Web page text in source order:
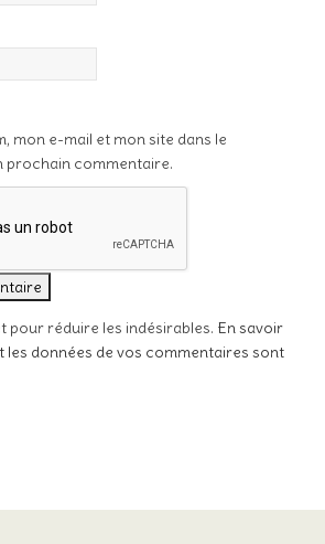
mon e-mail et mon site dans le
prochain commentaire.
pour réduire les indésirables. En savoir
les données de vos commentaires sont